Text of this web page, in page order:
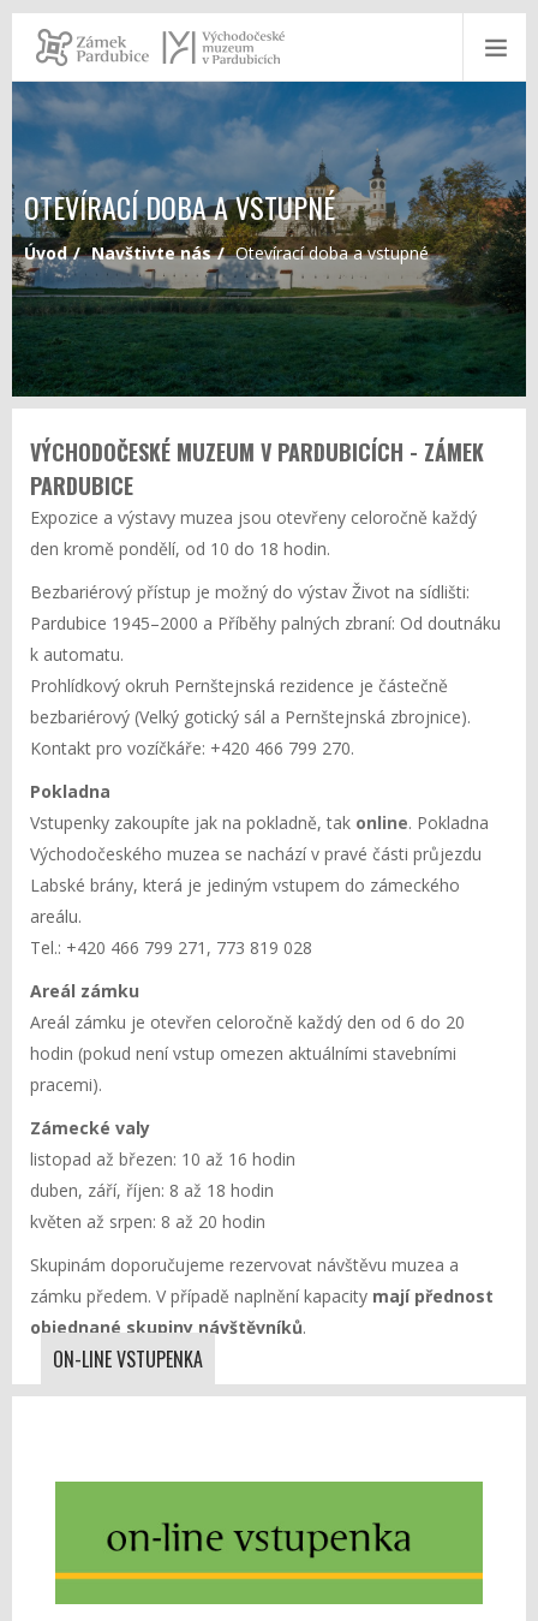
OTEVÍRACÍ DOBA A VSTUPNÉ
Úvod Navštivte nás Otevírací doba a vstupné
VÝCHODOČESKÉ MUZEUM V PARDUBICÍCH - ZÁMEK
PARDUBICE
Expozice a výstavy muzea jsou otevřeny celoročně každý
den kromě pondělí, od 10 do 18 hodin.
Bezbariérový přístup je možný do výstav Život na sídlišti:
Pardubice 1945–2000 a Příběhy palných zbraní: Od doutnáku
k automatu.
Prohlídkový okruh Pernštejnská rezidence je částečně
bezbariérový (Velký gotický sál a Pernštejnská zbrojnice).
Kontakt pro vozíčkáře: +420 466 799 270.
Pokladna
Vstupenky zakoupíte jak na pokladně, tak online. Pokladna
Východočeského muzea se nachází v pravé části průjezdu
Labské brány, která je jediným vstupem do zámeckého
areálu.
Tel.: +420 466 799 271, 773 819 028
Areál zámku
Areál zámku je otevřen celoročně každý den od 6 do 20
hodin (pokud není vstup omezen aktuálními stavebními
pracemi).
Zámecké valy
listopad až březen: 10 až 16 hodin
duben, září, říjen: 8 až 18 hodin
květen až srpen: 8 až 20 hodin
Skupinám doporučujeme rezervovat návštěvu muzea a
zámku předem. V případě naplnění kapacity mají přednost
objednané skupiny návštěvníků.
ON-LINE VSTUPENKA